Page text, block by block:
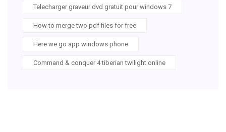
Telecharger graveur dvd gratuit pour windows 7
How to merge two pdf files for free
Here we go app windows phone
Command & conquer 4 tiberian twilight online